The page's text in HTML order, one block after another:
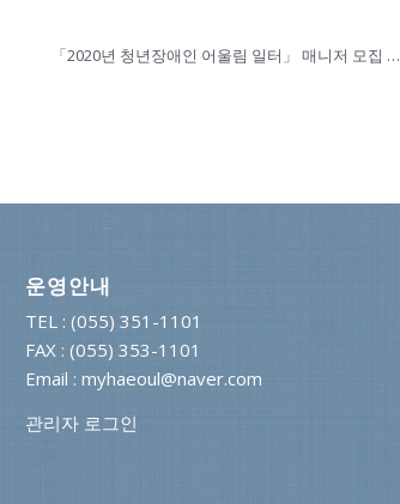
「2020년 청년장애인 어울림 일터」 매니저 모집 공고
운영안내
TEL : (055) 351-1101
FAX : (055) 353-1101
Email : myhaeoul@naver.com
관리자 로그인